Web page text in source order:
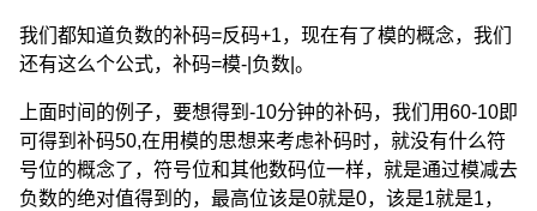
我们都知道负数的补码=反码+1，现在有了模的概念，我们
还有这么个公式，补码=模-|负数|。
上面时间的例子，要想得到-10分钟的补码，我们用60-10即
可得到补码50,在用模的思想来考虑补码时，就没有什么符
号位的概念了，符号位和其他数码位一样，就是通过模减去
负数的绝对值得到的，最高位该是0就是0，该是1就是1，